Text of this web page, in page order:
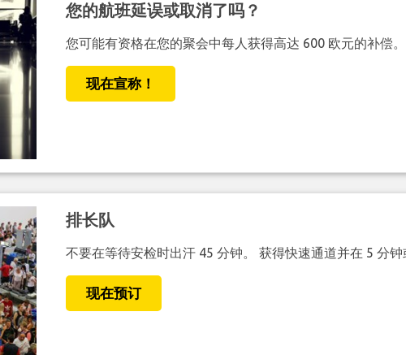
您的航班延误或取消了吗？
您可能有资格在您的聚会中每人获得高达 600 欧元的补偿。
现在宣称！
排长队
不要在等待安检时出汗 45 分钟。 获得快速通道并在 5 分钟
现在预订